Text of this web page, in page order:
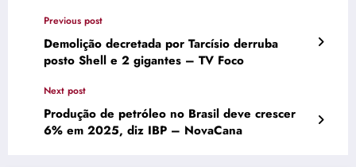
Previous post
Demolição decretada por Tarcísio derruba
posto Shell e 2 gigantes – TV Foco
Next post
Produção de petróleo no Brasil deve crescer
6% em 2025, diz IBP – NovaCana